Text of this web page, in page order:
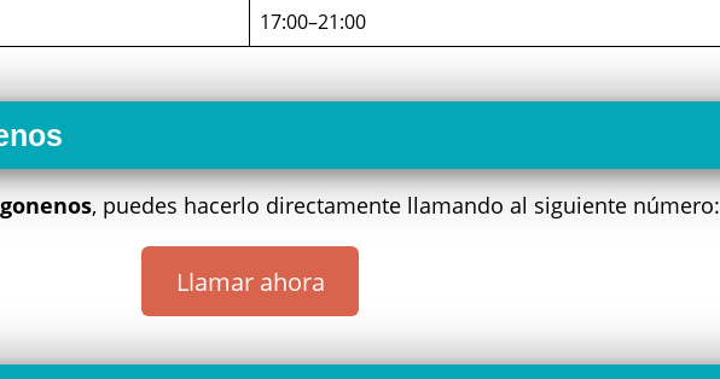
17:00–21:00
, puedes hacerlo directamente llamando al siguiente número:
Llamar ahora